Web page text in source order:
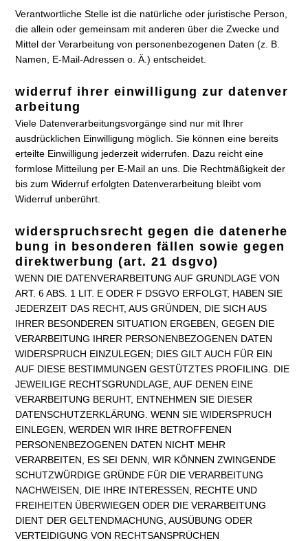
Verantwortliche Stelle ist die natürliche oder juristische Person,
die allein oder gemeinsam mit anderen über die Zwecke und
Mittel der Verarbeitung von personenbezogenen Daten (z. B.
Namen, E-Mail-Adressen o. Ä.) entscheidet.
widerruf ihrer einwilligung zur datenver
arbeitung
Viele Datenverarbeitungsvorgänge sind nur mit Ihrer
ausdrücklichen Einwilligung möglich. Sie können eine bereits
erteilte Einwilligung jederzeit widerrufen. Dazu reicht eine
formlose Mitteilung per E-Mail an uns. Die Rechtmäßigkeit der
bis zum Widerruf erfolgten Datenverarbeitung bleibt vom
Widerruf unberührt.
widerspruchsrecht gegen die datenerhe
bung in besonderen fällen sowie gegen
direktwerbung (art. 21 dsgvo)
WENN DIE DATENVERARBEITUNG AUF GRUNDLAGE VON
ART. 6 ABS. 1 LIT. E ODER F DSGVO ERFOLGT, HABEN SIE
JEDERZEIT DAS RECHT, AUS GRÜNDEN, DIE SICH AUS
IHRER BESONDEREN SITUATION ERGEBEN, GEGEN DIE
VERARBEITUNG IHRER PERSONENBEZOGENEN DATEN
WIDERSPRUCH EINZULEGEN; DIES GILT AUCH FÜR EIN
AUF DIESE BESTIMMUNGEN GESTÜTZTES PROFILING. DIE
JEWEILIGE RECHTSGRUNDLAGE, AUF DENEN EINE
VERARBEITUNG BERUHT, ENTNEHMEN SIE DIESER
DATENSCHUTZERKLÄRUNG. WENN SIE WIDERSPRUCH
EINLEGEN, WERDEN WIR IHRE BETROFFENEN
PERSONENBEZOGENEN DATEN NICHT MEHR
VERARBEITEN, ES SEI DENN, WIR KÖNNEN ZWINGENDE
SCHUTZWÜRDIGE GRÜNDE FÜR DIE VERARBEITUNG
NACHWEISEN, DIE IHRE INTERESSEN, RECHTE UND
FREIHEITEN ÜBERWIEGEN ODER DIE VERARBEITUNG
DIENT DER GELTENDMACHUNG, AUSÜBUNG ODER
VERTEIDIGUNG VON RECHTSANSPRÜCHEN